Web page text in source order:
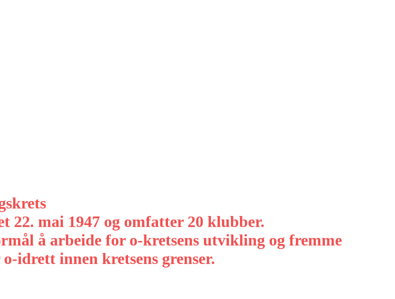
22. mai 1947 og omfatter 20 klubber.
å arbeide for o-kretsens utvikling og fremme
idrett innen kretsens grenser.